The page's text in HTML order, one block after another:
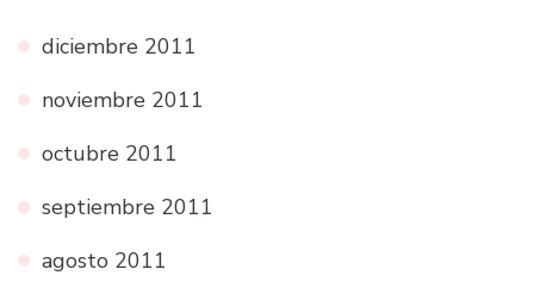
diciembre 2011
noviembre 2011
octubre 2011
septiembre 2011
agosto 2011